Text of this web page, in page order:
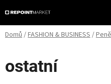
na
obsah
Domů/FASHION & BUSINESS/
ostatní